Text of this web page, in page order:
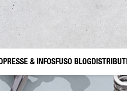
PRESSE & INFOSFUSO BLOG